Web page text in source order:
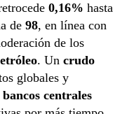
0,16% hasta
de 98, en línea con
de los
. Un crudo
globales y
bancos centrales